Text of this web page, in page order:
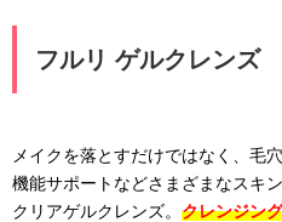
フルリ ゲルクレンズ
メイクを落とすだけではなく、毛
機能サポートなどさまざまなスキ
クリアゲルクレンズ。 クレンジン